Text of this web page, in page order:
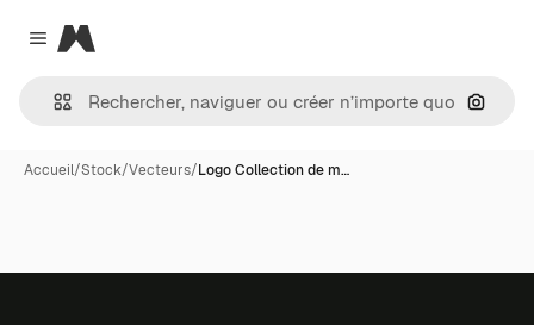
Close menu
Magnific
Accueil/Stock/Vecteurs/Logo Collection de m…